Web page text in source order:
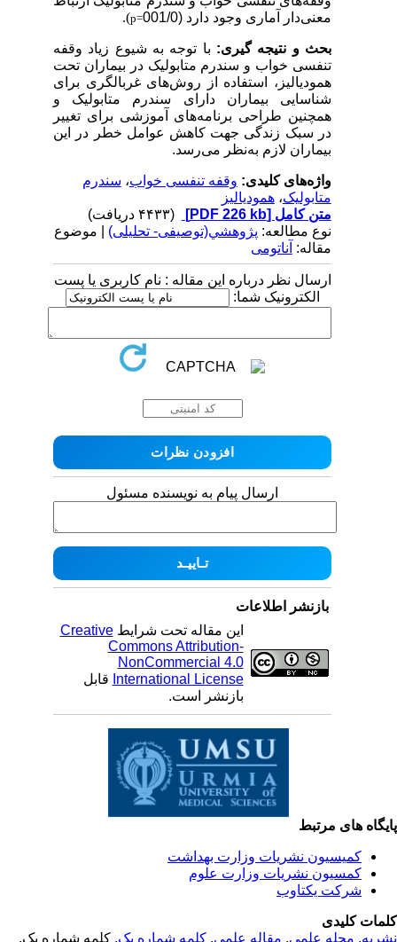
معنی‌دار آماری وجود دارد (001/0
p=
).
بحث و نتیجه گیری:با توجه به شیوع زیاد وقفه
تنفسی خواب و سندرم متابولیک در بیماران تحت
همودیالیز، استفاده از روش‌های غربالگری برای
شناسایی بیماران دارای سندرم متابولیک و
همچنین طراحی برنامه‌های آموزشی برای تغییر
در سبک زندگی جهت کاهش عوامل خطر در این
بیماران لازم به‌نظر می‌رسد.
واژه‌های کلیدی:وقفه تنفسی خواب،سندرم
متابولیک،همودیالیز
متن کامل[PDF 226 kb]
نوع مطالعه:پژوهشي(توصیفی- تحلیلی) | موضوع
مقاله:آناتومی
ارسال نظر درباره این مقاله : نام کاربری یا پست
الکترونیک شما:
ارسال پیام به نویسنده مسئول
بازنشر اطلاعات
این مقاله تحت شرایطCreative
Commons Attribution-
NonCommercial 4.0
International Licenseقابل
بازنشر است.
های مرتبط
کمیسیون نشریات وزارت بهداشت
کمسیون نشریات وزارت علوم
شرکت یکتاوب
کلیدی
,مجله علمی, مقاله علمی, کلمه شماره یک, کلمه شماره یک,